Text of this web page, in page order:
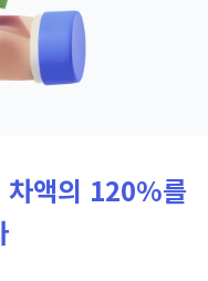
차액의 120%를